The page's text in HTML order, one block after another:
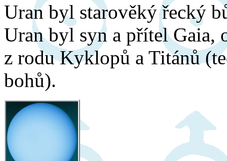
Uran byl starověký řecký
Uran byl syn a přítel Gaia,
z rodu Kyklopů a Titánů
bohů).